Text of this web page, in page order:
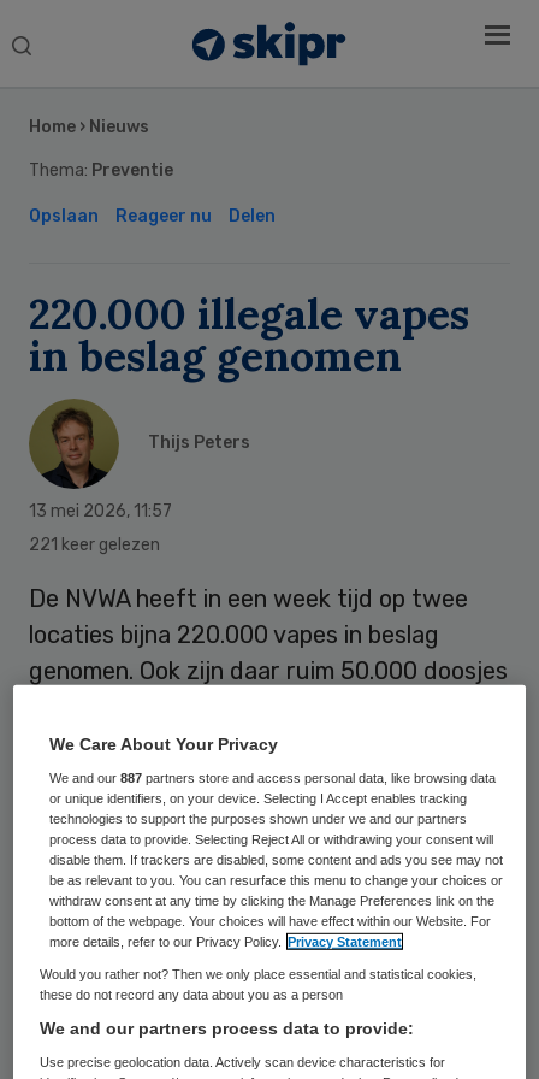
Search
Home › Nieuws
Thema: Preventie
Opslaan Reageer nu Delen
220.000 illegale vapes
in beslag genomen
Thijs Peters
13 mei 2026, 11:57
221 keer gelezen
De NVWA heeft in een week tijd op twee
locaties bijna 220.000 vapes in beslag
genomen. Ook zijn daar ruim 50.000 doosjes
zakje zit tabak in poedervorm.
Dat wordt doorgaans onder de bovenlip
gestopt waarbij de nicotine door het
slijmvlies wordt opgenomen. Inspecteurs
vonden de verboden producten in een
bedrijf in Zuid-Holland en in een Noord-
Brabantse opslag. De vapes en zakjes
worden vernietigd en dat moeten de
Sidebar
We Care About Your Privacy
We and our887 partners store and access personal data, like browsing data
or unique identifiers, on your device. Selecting I Accept enables tracking
technologies to support the purposes shown under we and our partners
process data to provide. Selecting Reject All or withdrawing your consent will
disable them. If trackers are disabled, some content and ads you see may not
be as relevant to you. You can resurface this menu to change your choices or
withdraw consent at any time by clicking the Manage Preferences link on the
bottom of the webpage. Your choices will have effect within our Website. For
more details, refer to our Privacy Policy.
Privacy Statement
Would you rather not? Then we only place essential and statistical cookies,
these do not record any data about you as a person
We and our partners process data to provide:
Use precise geolocation data. Actively scan device characteristics for